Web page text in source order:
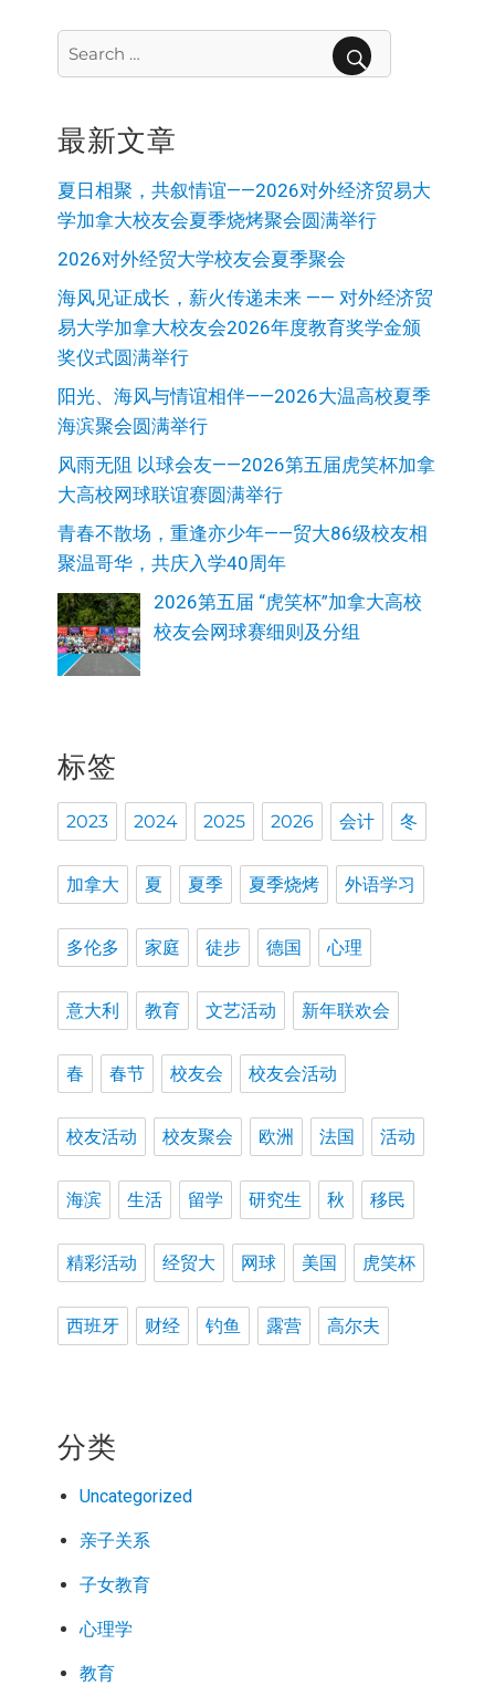
Search
for:
最新文章
夏日相聚，共叙情谊——2026对外经济贸易大
学加拿大校友会夏季烧烤聚会圆满举行
2026对外经贸大学校友会夏季聚会
海风见证成长，薪火传递未来 —— 对外经济贸
易大学加拿大校友会2026年度教育奖学金颁
奖仪式圆满举行
阳光、海风与情谊相伴——2026大温高校夏季
海滨聚会圆满举行
风雨无阻 以球会友——2026第五届虎笑杯加拿
大高校网球联谊赛圆满举行
青春不散场，重逢亦少年——贸大86级校友相
聚温哥华，共庆入学40周年
2026第五届 “虎笑杯”加拿大高校
校友会网球赛细则及分组
标签
2023 2024 2025 2026 会计 冬
加拿大 夏 夏季 夏季烧烤 外语学习
多伦多 家庭 徒步 德国 心理
意大利 教育 文艺活动 新年联欢会
春 春节 校友会 校友会活动
校友活动 校友聚会 欧洲 法国 活动
海滨 生活 留学 研究生 秋 移民
精彩活动 经贸大 网球 美国 虎笑杯
西班牙 财经 钓鱼 露营 高尔夫
分类
Uncategorized
亲子关系
子女教育
心理学
教育